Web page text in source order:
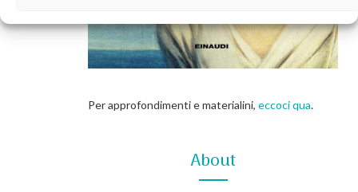
Per approfondimenti e materialini, eccoci qua.
About